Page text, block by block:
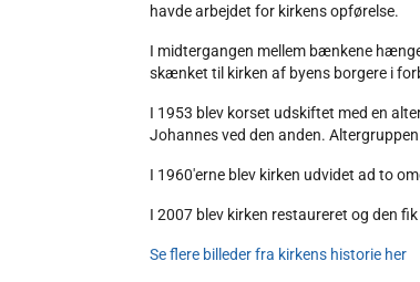
havde arbejdet for kirkens opførelse.
I midtergangen mellem bænkene
skænket til kirken af byens borgere i
I 1953 blev korset udskiftet med en
Johannes ved den anden.
I 1960'erne blev kirken udvidet ad to
I 2007 blev kirken restaureret og den
Se flere billeder fra kirkens historie her